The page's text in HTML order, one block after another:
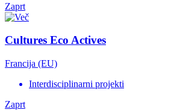
Zaprt
Cultures Eco Actives
Francija (EU)
Interdisciplinarni projekti
Zaprt